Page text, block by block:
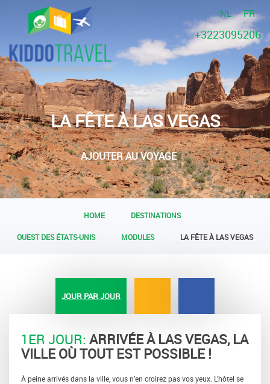
NL FR
+3223095206
LA FÊTE À LAS VEGAS
AJOUTER AU VOYAGE
HOME DESTINATIONS
OUEST DES ÉTATS-UNIS MODULES LA FÊTE À LAS VEGAS
JOUR PAR JOUR
1ER JOUR: ARRIVÉE À LAS VEGAS, LA
VILLE OÙ TOUT EST POSSIBLE !
À peine arrivés dans la ville, vous n’en croirez pas vos yeux. L’hôtel se